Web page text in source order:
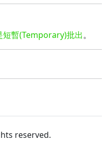
短暫(Temporary)批出。
reserved.